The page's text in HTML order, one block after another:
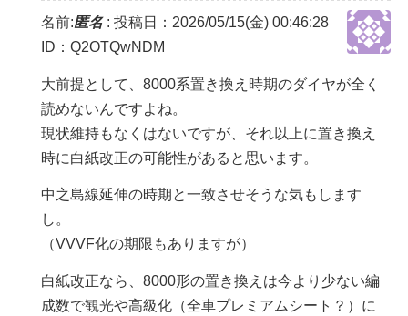
名前:匿名: 投稿日：2026/05/15(金) 00:46:28
ID：Q2OTQwNDM
大前提として、8000系置き換え時期のダイヤが全く
読めないんですよね。
現状維持もなくはないですが、それ以上に置き換え
時に白紙改正の可能性があると思います。
中之島線延伸の時期と一致させそうな気もします
し。
（VVVF化の期限もありますが）
白紙改正なら、8000形の置き換えは今より少ない編
成数で観光や高級化（全車プレミアムシート？）に